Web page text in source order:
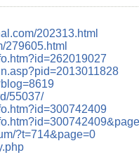
202313.html
279605.html
55037/
?t=714&page=0